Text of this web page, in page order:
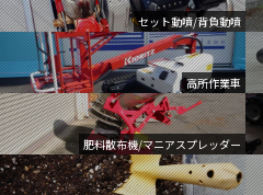
セット動噴/背負動噴
高所作業車
肥料散布機/マニアスプレッダー